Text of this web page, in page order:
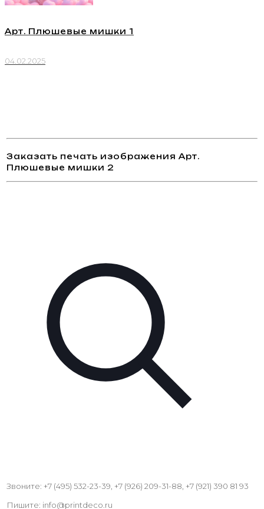
Арт. Плюшевые мишки 1
04.02.2025
Заказать печать изображения Арт.
Плюшевые мишки 2
Звоните: +7 (495) 532-23-39, +7 (926) 209-31-88, +7 (921) 390 81 93
Пишите: info@printdeco.ru